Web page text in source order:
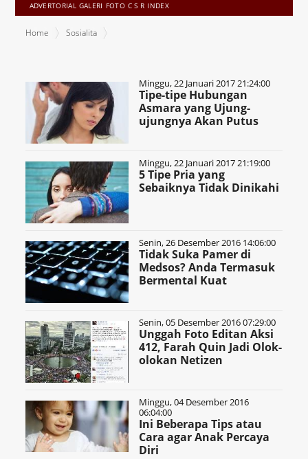
ADVERTORIAL GALERI FOTO C S R INDEX
Home Sosialita
Minggu, 22 Januari 2017 21:24:00
Tipe-tipe Hubungan
Asmara yang Ujung-
ujungnya Akan Putus
Minggu, 22 Januari 2017 21:19:00
5 Tipe Pria yang
Sebaiknya Tidak Dinikahi
Senin, 26 Desember 2016 14:06:00
Tidak Suka Pamer di
Medsos? Anda Termasuk
Bermental Kuat
Senin, 05 Desember 2016 07:29:00
Unggah Foto Editan Aksi
412, Farah Quin Jadi Olok-
olokan Netizen
Minggu, 04 Desember 2016
06:04:00
Ini Beberapa Tips atau
Cara agar Anak Percaya
Diri